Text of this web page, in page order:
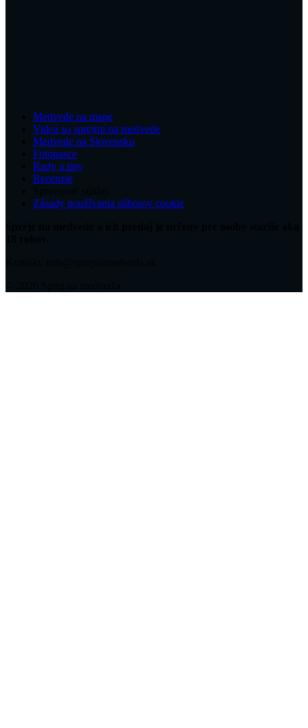
Medvede na mape
Videá so sprejmi na medvede
Medvede na Slovensku
Fotopasce
Rady a tipy
Recenzie
Zásady používania súborov cookie